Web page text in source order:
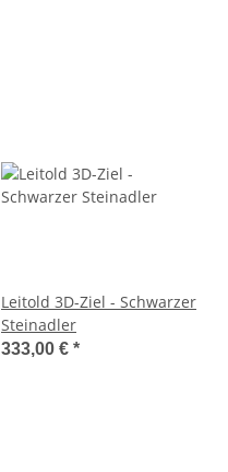
Leitold 3D-Ziel - Schwarzer
Steinadler
333,00 € *